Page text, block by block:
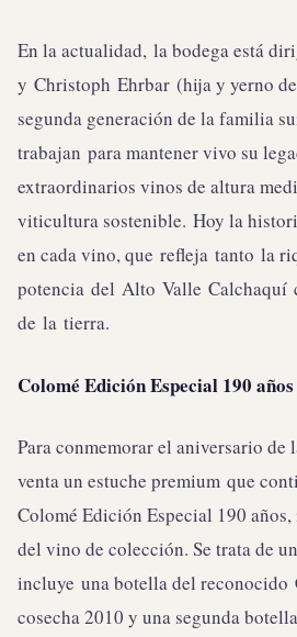
En la actualidad, la bodega está
y Christoph Ehrbar (hija y yerno
segunda generación de la familia
trabajan para mantener vivo su
extraordinarios vinos de altura
viticultura sostenible. Hoy la
en cada vino, que refleja tanto la
potencia del Alto Valle Calchaquí
de la tierra.
Colomé Edición Especial 190 años
Para conmemorar el aniversario de
venta un estuche premium que
Colomé Edición Especial 190
del vino de colección. Se trata de
incluye una botella del reconocido
cosecha 2010 y una segunda